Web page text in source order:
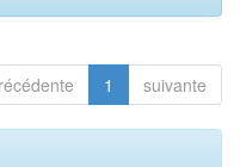
1 suivante